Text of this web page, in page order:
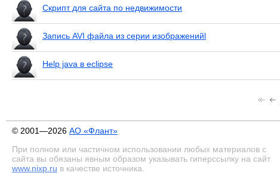
Скрипт для сайта по недвижимости
Запись AVI файла из серии изображенийl
Help java в eclipse
© 2001—2026 АО «Флант»
При полном или частичном использовании любых материалов с
сайта вы обязаны явным образом указывать гиперссылку на сайт
www.nixp.ru в качестве источника.